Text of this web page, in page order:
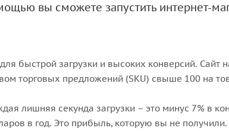
вы сможете запустить интернет-
быстрой загрузки и высоких конверсий. Сайт
торговых предложений (SKU) свыше 100 на
лишняя секунда загрузки – это минус 7% в
в год. Это прибыль, которую вы не получили.